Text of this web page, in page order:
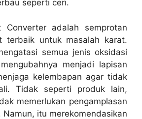
seperti ceri.
Converter adalah semprotan
terbaik untuk masalah karat.
semua jenis oksidasi
menjadi lapisan
kelembapan agar tidak
Tidak seperti produk lain,
memerlukan pengamplasan
Namun, itu merekomendasikan